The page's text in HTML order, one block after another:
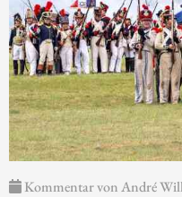
Kommentar von André